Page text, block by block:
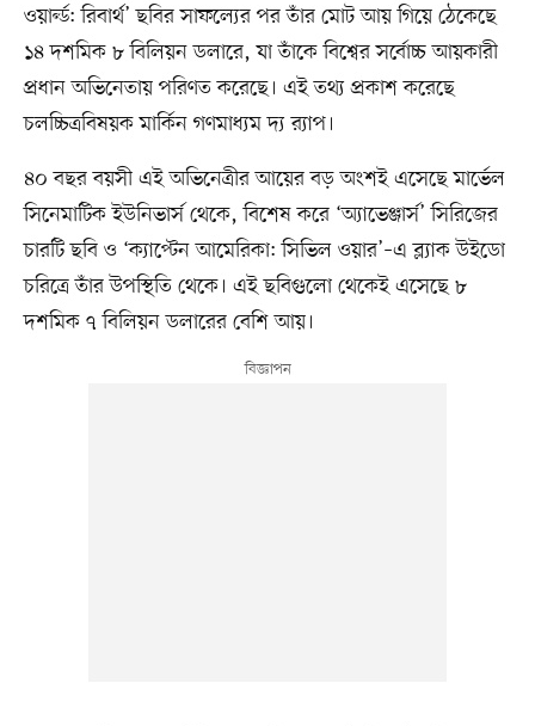
ওয়ার্ল্ড: রিবার্থ’ ছবির সাফল্যের পর তাঁর মোট আয় গিয়ে ঠেকেছে
১৪ দশমিক ৮ বিলিয়ন ডলারে, যা তাঁকে বিশ্বের সর্বোচ্চ আয়কারী
প্রধান অভিনেতায় পরিণত করেছে। এই তথ্য প্রকাশ করেছে
চলচ্চিত্রবিষয়ক মার্কিন গণমাধ্যম দ্য র‌্যাপ।
৪০ বছর বয়সী এই অভিনেত্রীর আয়ের বড় অংশই এসেছে মার্ভেল
সিনেমাটিক ইউনিভার্স থেকে, বিশেষ করে ‘অ্যাভেঞ্জার্স’ সিরিজের
চারটি ছবি ও ‘ক্যাপ্টেন আমেরিকা: সিভিল ওয়ার’–এ ব্ল্যাক উইডো
চরিত্রে তাঁর উপস্থিতি থেকে। এই ছবিগুলো থেকেই এসেছে ৮
দশমিক ৭ বিলিয়ন ডলারের বেশি আয়।